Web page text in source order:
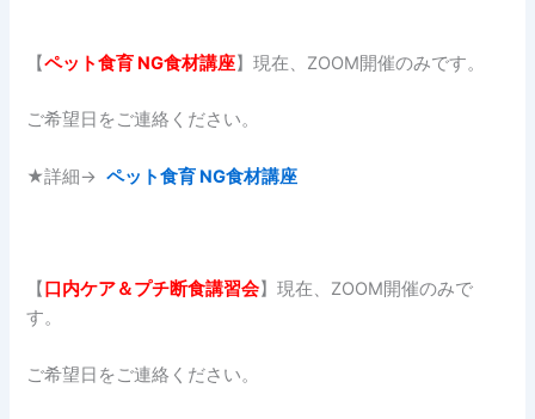
【ペット食育 NG食材講座】現在、ZOOM開催のみです。
ご希望日をご連絡ください。
★詳細→ペット食育 NG食材講座
【 口内ケア＆プチ断食講習会】現在、ZOOM開催のみで
す。
ご希望日をご連絡ください。